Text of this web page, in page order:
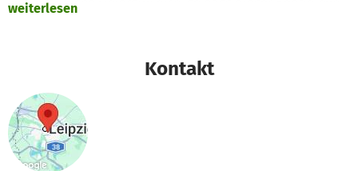
Wir danken allen Förderern, Spendern und Unterstützern
dafür, dass wir unser Ziel erreicht haben!
Weitere Informationen über das Projekt, zu allen Terminen
der Vorführungen, über die Möglichkeit, sich aktiv zu
beteiligen oder uns auch weiter zu unterstützen finden Sie
weiterlesen
Kontakt